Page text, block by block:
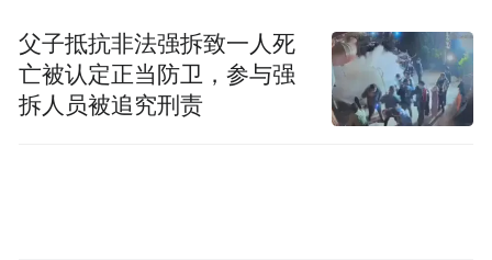
父子抵抗非法强拆致一人死
亡被认定正当防卫，参与强
拆人员被追究刑责